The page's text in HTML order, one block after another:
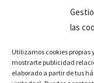
las
Utilizamos cookies propias
mostrarte publicidad
elaborado a partir de tus
Servicio Landingweb
Crea tu audiobook